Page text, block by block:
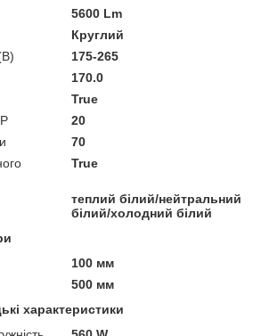
5600 Lm
Круглий
175-265
170.0
True
20
70
True
теплий білий/нейтральний
білий/холодний білий
100 мм
500 мм
характеристики